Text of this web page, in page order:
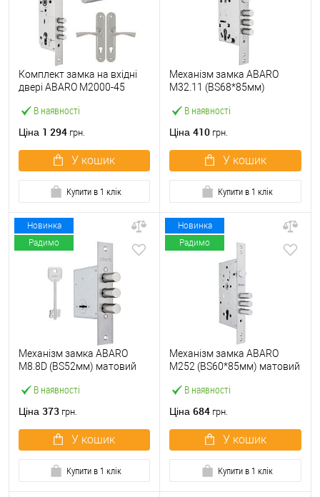
В наявності
Комплект замка на вхідні
двері ABARO M2000-45
B100 70T і ручками KEDR
Ціна 1 294 грн.
У кошик
Купити в 1 клік
В наявності
Механізм замка ABARO
M32.11 (BS68*85мм)
Ціна 410 грн.
У кошик
Купити в 1 клік
Новинка
Радимо
В наявності
Механізм замка ABARO
M8.8D (BS52мм) матовий
Ціна 373 грн.
У кошик
Купити в 1 клік
Новинка
Радимо
В наявності
Механізм замка ABARO
M252 (BS60*85мм) матовий
Ціна 684 грн.
У кошик
Купити в 1 клік